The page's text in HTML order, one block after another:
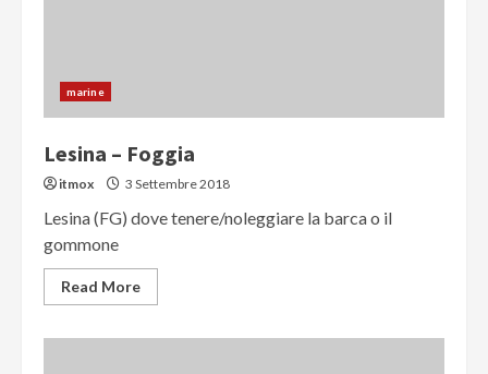
marine
Lesina – Foggia
itmox 3 Settembre 2018
Lesina (FG) dove tenere/noleggiare la barca o il
gommone
Read More